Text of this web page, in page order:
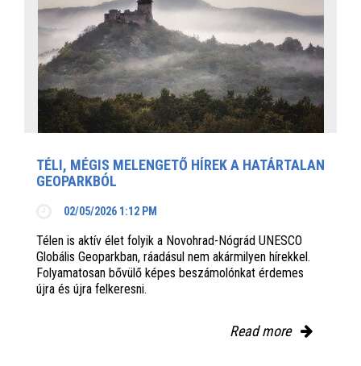
TÉLI, MÉGIS MELENGETŐ HÍREK A HATÁRTALAN
GEOPARKBÓL
02/05/2026 1:12 PM
Télen is aktív élet folyik a Novohrad-Nógrád UNESCO
Globális Geoparkban, ráadásul nem akármilyen hírekkel.
Folyamatosan bővülő képes beszámolónkat érdemes
újra és újra felkeresni.
Read more